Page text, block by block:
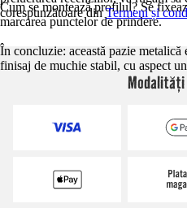
Cum se montează profilul? Se
marcarea punctelor de prindere.
În concluzie: această pazie metalică
finisaj de muchie stabil, cu aspect
corespunzătoare dinTermeni și